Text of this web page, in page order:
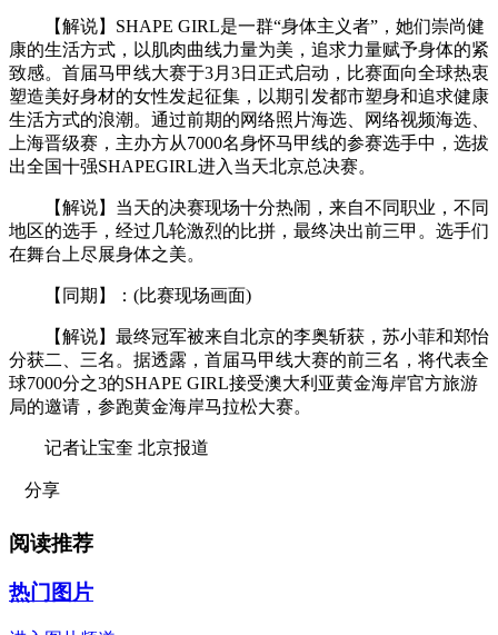
【解说】SHAPE GIRL是一群“身体主义者”，她们崇尚健
康的生活方式，以肌肉曲线力量为美，追求力量赋予身体的紧
致感。首届马甲线大赛于3月3日正式启动，比赛面向全球热衷
塑造美好身材的女性发起征集，以期引发都市塑身和追求健康
生活方式的浪潮。通过前期的网络照片海选、网络视频海选、
上海晋级赛，主办方从7000名身怀马甲线的参赛选手中，选拔
出全国十强SHAPEGIRL进入当天北京总决赛。
【解说】当天的决赛现场十分热闹，来自不同职业，不同
地区的选手，经过几轮激烈的比拼，最终决出前三甲。选手们
在舞台上尽展身体之美。
【同期】：(比赛现场画面)
【解说】最终冠军被来自北京的李奥斩获，苏小菲和郑怡
分获二、三名。据透露，首届马甲线大赛的前三名，将代表全
球7000分之3的SHAPE GIRL接受澳大利亚黄金海岸官方旅游
局的邀请，参跑黄金海岸马拉松大赛。
记者让宝奎 北京报道
分享
阅读推荐
热门图片